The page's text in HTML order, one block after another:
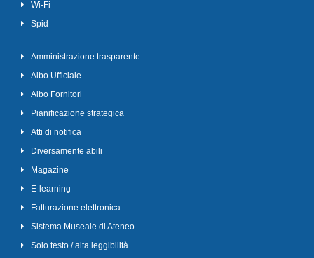
Wi-Fi
Spid
Amministrazione trasparente
Albo Ufficiale
Albo Fornitori
Pianificazione strategica
Atti di notifica
Diversamente abili
Magazine
E-learning
Fatturazione elettronica
Sistema Museale di Ateneo
Solo testo / alta leggibilità